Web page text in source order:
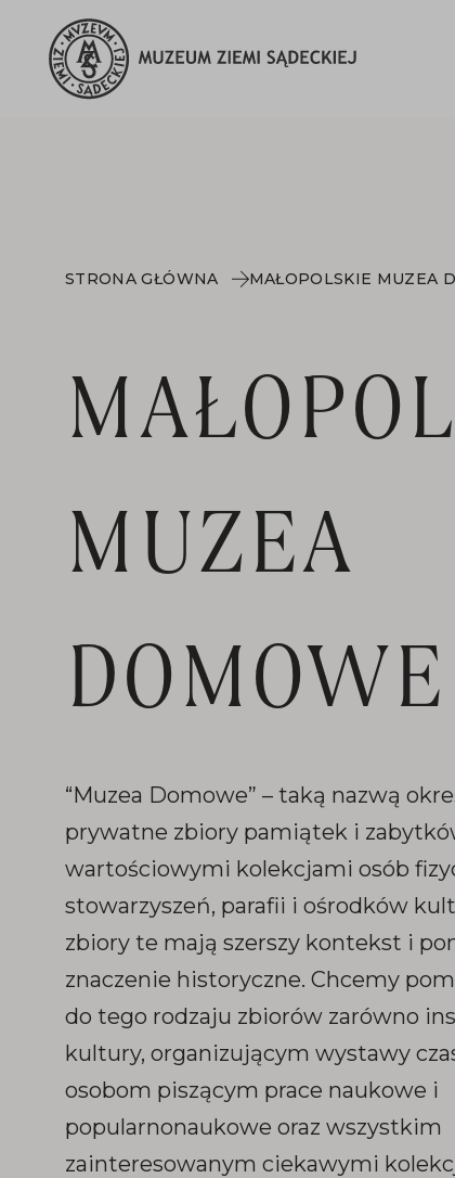
STRONA GŁÓWNA MAŁOPOLSKIE MUZEA
MUZEA
DOMOWE
“Muzea Domowe” – taką nazwą
prywatne zbiory pamiątek i
wartościowymi kolekcjami osób
stowarzyszeń, parafii i ośrodków
zbiory te mają szerszy kontekst i
znaczenie historyczne. Chcemy
do tego rodzaju zbiorów zarówno
kultury, organizującym wystawy
osobom piszącym prace naukowe i
popularnonaukowe oraz wszystkim
zainteresowanym ciekawymi